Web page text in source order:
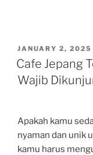
POSTED
ON
JANUARY 2, 2025
Cafe Jepang
Wajib
Apakah kamu
nyaman dan unik
kamu harus